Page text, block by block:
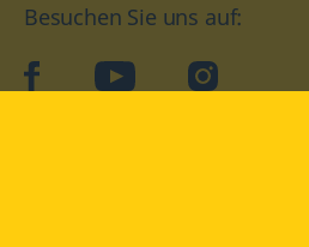
Besuchen Sie uns auf:
facebookYouTube Instagram